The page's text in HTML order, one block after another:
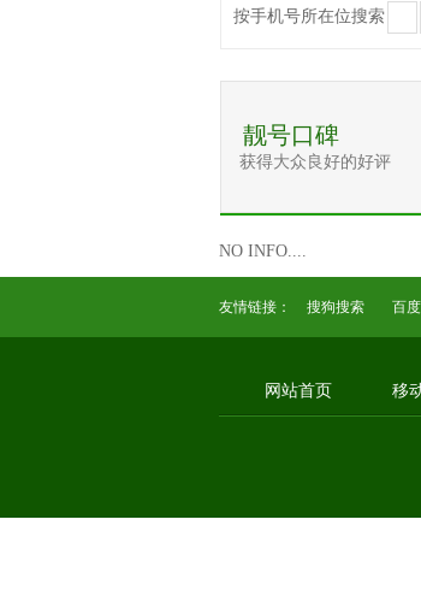
按手机号所在位搜索
靓号口碑
获得大众良好的好评
NO INFO....
友情链接： 搜狗搜索 百度
网站首页 移